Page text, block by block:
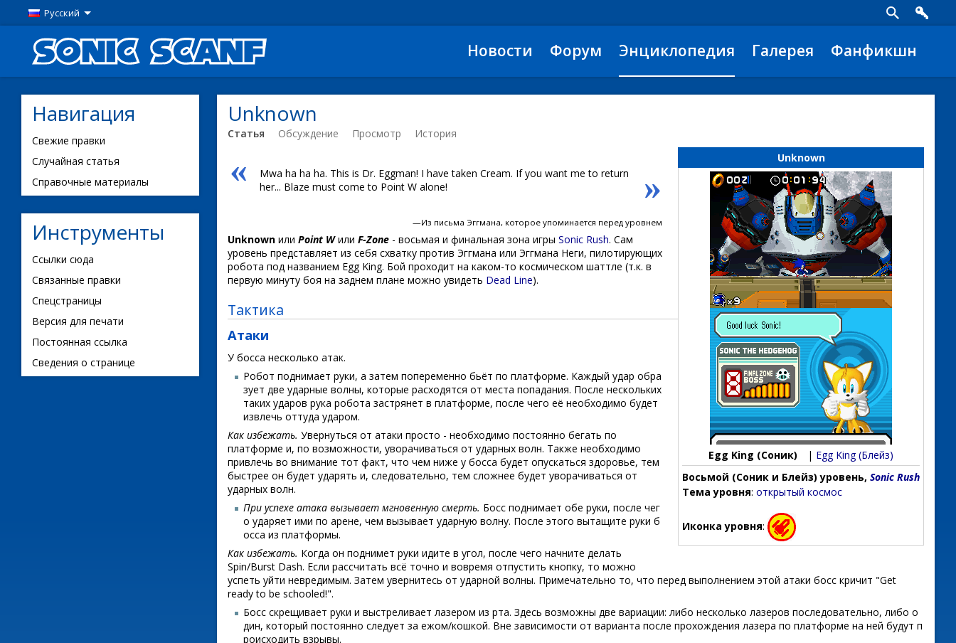
Русский
Новости Форум Энциклопедия Галерея Фанфикшн
Навигация
Свежие правки
Случайная статья
Справочные материалы
Инструменты
Ссылки сюда
Связанные правки
Спецстраницы
Версия для печати
Постоянная ссылка
Сведения о странице
Unknown
Статья Обсуждение Просмотр
История
Unknown
Egg King (Соник) | Egg King (Блейз)
Восьмой (Соник и Блейз) уровень, Sonic Rush
Тема уровня: открытый космос
Иконка уровня:
«
Mwa ha ha ha. This is Dr. Eggman! I have taken Cream. If you want me to return
her... Blaze must come to Point W alone!
»
—Из письма Эггмана, которое упоминается перед уровнем
Unknown или Point Wили F-Zone - восьмая и финальная зона игры Sonic Rush. Сам
уровень представляет из себя схватку против Эггмана или Эггмана Неги, пилотирующих
робота под названием Egg King. Бой проходит на каком-то космическом шаттле (т.к. в
первую минуту боя на заднем плане можно увидеть Dead Line).
Тактика
Атаки
У босса несколько атак.
Робот поднимает руки, а затем попеременно бьёт по платформе. Каждый удар обра
зует две ударные волны, которые расходятся от места попадания. После нескольких
таких ударов рука робота застрянет в платформе, после чего её необходимо будет
извлечь оттуда ударом.
Как избежать. Увернуться от атаки просто - необходимо постоянно бегать по
платформе и, по возможности, уворачиваться от ударных волн. Также необходимо
привлечь во внимание тот факт, что чем ниже у босса будет опускаться здоровье, тем
быстрее он будет ударять и, следовательно, тем сложнее будет уворачиваться от
ударных волн.
При успехе атака вызывает мгновенную смерть. Босс поднимает обе руки, после чег
о ударяет ими по арене, чем вызывает ударную волну. После этого вытащите руки б
осса из платформы.
Как избежать. Когда он поднимет руки идите в угол, после чего начните делать
Spin/Burst Dash. Если рассчитать всё точно и вовремя отпустить кнопку, то можно
успеть уйти невредимым. Затем увернитесь от ударной волны. Примечательно то, что перед выполнением этой атаки босс кричит "Get
ready to be schooled!".
Босс скрещивает руки и выстреливает лазером из рта. Здесь возможны две вариации: либо несколько лазеров последовательно, либо о
дин, который постоянно следует за ежом/кошкой. Вне зависимости от варианта после прохождения лазера по платформе на ней будут п
роисходить взрывы.